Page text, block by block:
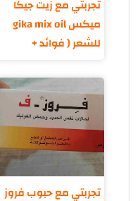
تجربتي مع زيت جيكا
ميكس gika mix oil
للشعر ( فوائد +
تجربتي مع حبوب فروز